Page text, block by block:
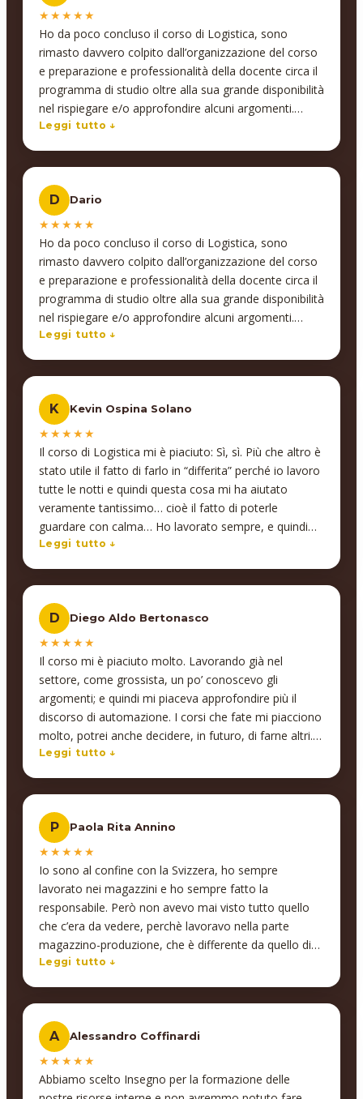
★★★★★
Ho da poco concluso il corso di Logistica, sono
rimasto davvero colpito dall’organizzazione del corso
e preparazione e professionalità della docente circa il
programma di studio oltre alla sua grande disponibilità
nel rispiegare e/o approfondire alcuni argomenti.
Grazie ad InSegno ho avuto l’opportunità di imparare
di consigliare vivamente a chi, come me cerca un
punto di svolta dal punto di vista professionale,
questo corso o più in generale i corsi che propone
InSegno.
Leggi tutto ↓
D Dario
★★★★★
Ho da poco concluso il corso di Logistica, sono
rimasto davvero colpito dall’organizzazione del corso
e preparazione e professionalità della docente circa il
programma di studio oltre alla sua grande disponibilità
nel rispiegare e/o approfondire alcuni argomenti.
Grazie ad InSegno ho avuto l’opportunità di imparare
di consigliare vivamente a chi, come me cerca un
punto di svolta dal punto di vista professionale,
questo corso o più in generale i corsi che propone
InSegno.
Leggi tutto ↓
K Kevin Ospina Solano
★★★★★
Il corso di Logistica mi è piaciuto: Sì, sì. Più che altro è
stato utile il fatto di farlo in “differita” perché io lavoro
tutte le notti e quindi questa cosa mi ha aiutato
veramente tantissimo… cioè il fatto di poterle
guardare con calma… Ho lavorato sempre, e quindi
ogni volta lo guardavo quando tornavo a casa: le
materiale fornito, i pdf… si capiva benissimo!
Leggi tutto ↓
D Diego Aldo Bertonasco
★★★★★
Il corso mi è piaciuto molto. Lavorando già nel
settore, come grossista, un po’ conoscevo gli
argomenti; e quindi mi piaceva approfondire più il
discorso di automazione. I corsi che fate mi piacciono
molto, potrei anche decidere, in futuro, di farne altri.
Sempre legati, però, al mio settore: la logistica; che
Leggi tutto ↓
P Paola Rita Annino
★★★★★
Io sono al confine con la Svizzera, ho sempre
lavorato nei magazzini e ho sempre fatto la
responsabile. Però non avevo mai visto tutto quello
che c’era da vedere, perchè lavoravo nella parte
magazzino-produzione, che è differente da quello di
un grande supermercato… Quindi ho visto tutta la
può servire!
Leggi tutto ↓
A Alessandro Coffinardi
★★★★★
Abbiamo scelto Insegno per la formazione delle